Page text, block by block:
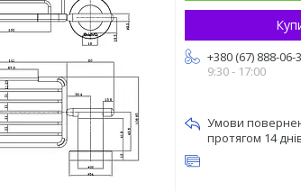
+380 (67) 888-06-
9:30 - 17:00
протягом 14